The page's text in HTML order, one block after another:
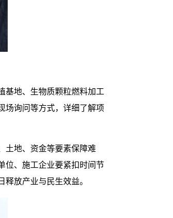
基地、生物质颗粒燃料加工
场询问等方式，详细了解项
土地、资金等要素保障难
位、施工企业要紧扣时间节
放产业与民生效益。